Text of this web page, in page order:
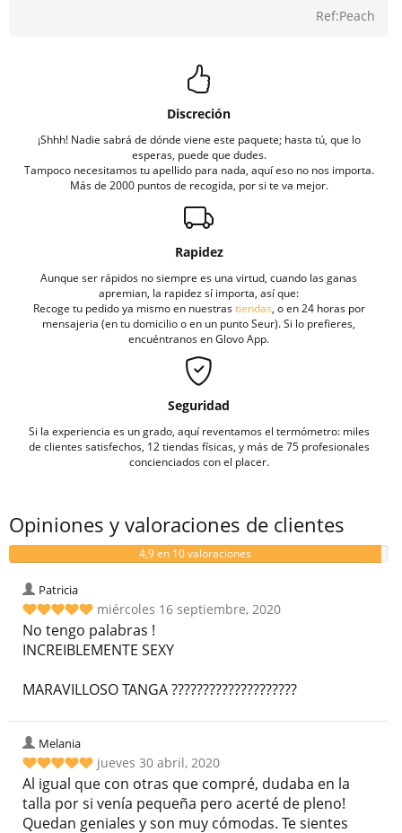
Ref:Peach
Discreción
¡Shhh! Nadie sabrá de dónde viene este paquete; hasta tú, que lo
esperas, puede que dudes.
Tampoco necesitamos tu apellido para nada, aquí eso no nos importa.
Más de 2000 puntos de recogida, por si te va mejor.
Rapidez
Aunque ser rápidos no siempre es una virtud, cuando las ganas
apremian, la rapidez sí importa, así que:
Recoge tu pedido ya mismo en nuestrastiendas, o en 24 horas por
mensajeria (en tu domicilio o en un punto Seur). Si lo prefieres,
encuéntranos en Glovo App.
Seguridad
Si la experiencia es un grado, aquí reventamos el termómetro: miles
de clientes satisfechos, 12 tiendas físicas, y más de 75 profesionales
concienciados con el placer.
Opiniones y valoraciones de clientes
4,9 en 10 valoraciones
Patricia
miércoles 16 septiembre, 2020
No tengo palabras !
INCREIBLEMENTE SEXY
MARAVILLOSO TANGA ????????????????????
Melania
jueves 30 abril, 2020
Al igual que con otras que compré, dudaba en la
talla por si venía pequeña pero acerté de pleno!
Quedan geniales y son muy cómodas. Te sientes